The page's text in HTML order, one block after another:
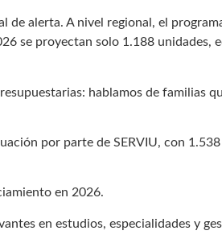
alerta. A nivel regional, el
se proyectan solo 1.188 unidades,
hablamos de familias
por parte de SERVIU, con 1.538
en 2026.
en estudios, especialidades y